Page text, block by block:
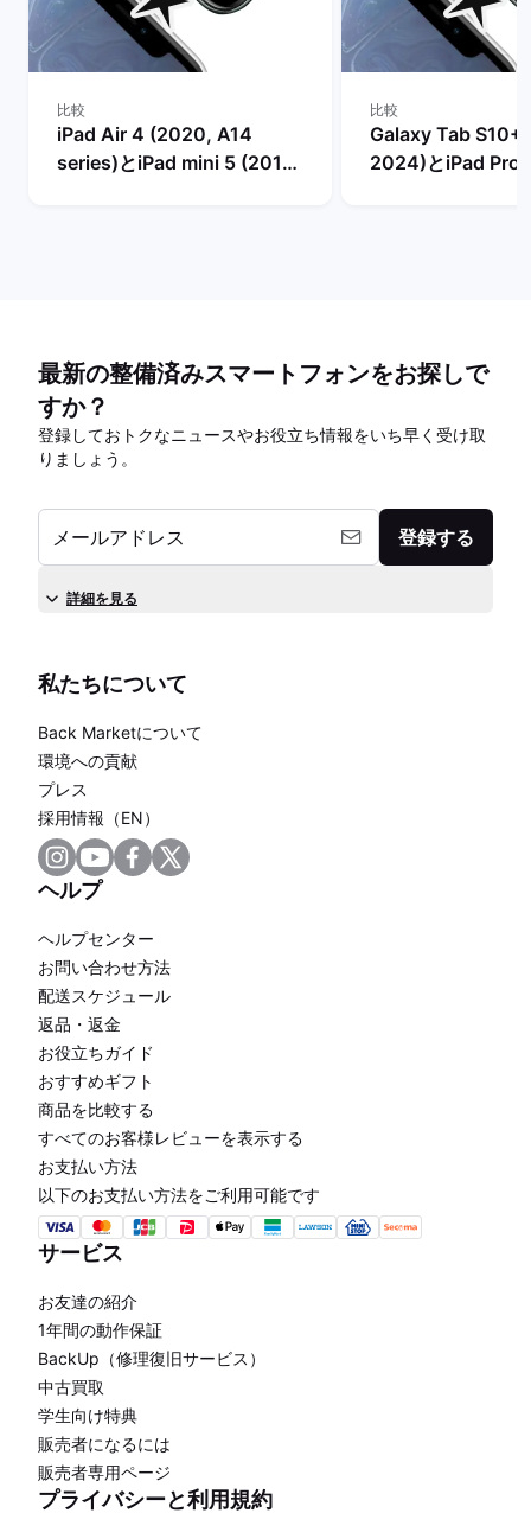
比較
iPad Air 4 (2020, A14
series)とiPad mini 5 (2019,
比較
Galaxy Tab S10+
2024)とiPad Pro
最新の整備済みスマートフォンをお探しで
すか？
登録しておトクなニュースやお役立ち情報をいち早く受け取
りましょう。
メールアドレス 登録する
詳細を見る
私たちについて
Back Marketについて
環境への貢献
プレス
採用情報（EN）
ヘルプ
ヘルプセンター
お問い合わせ方法
配送スケジュール
返品・返金
お役立ちガイド
おすすめギフト
商品を比較する
すべてのお客様レビューを表示する
お支払い方法
以下のお支払い方法をご利用可能です
サービス
お友達の紹介
1年間の動作保証
BackUp（修理復旧サービス）
中古買取
学生向け特典
販売者になるには
販売者専用ページ
プライバシーと利用規約